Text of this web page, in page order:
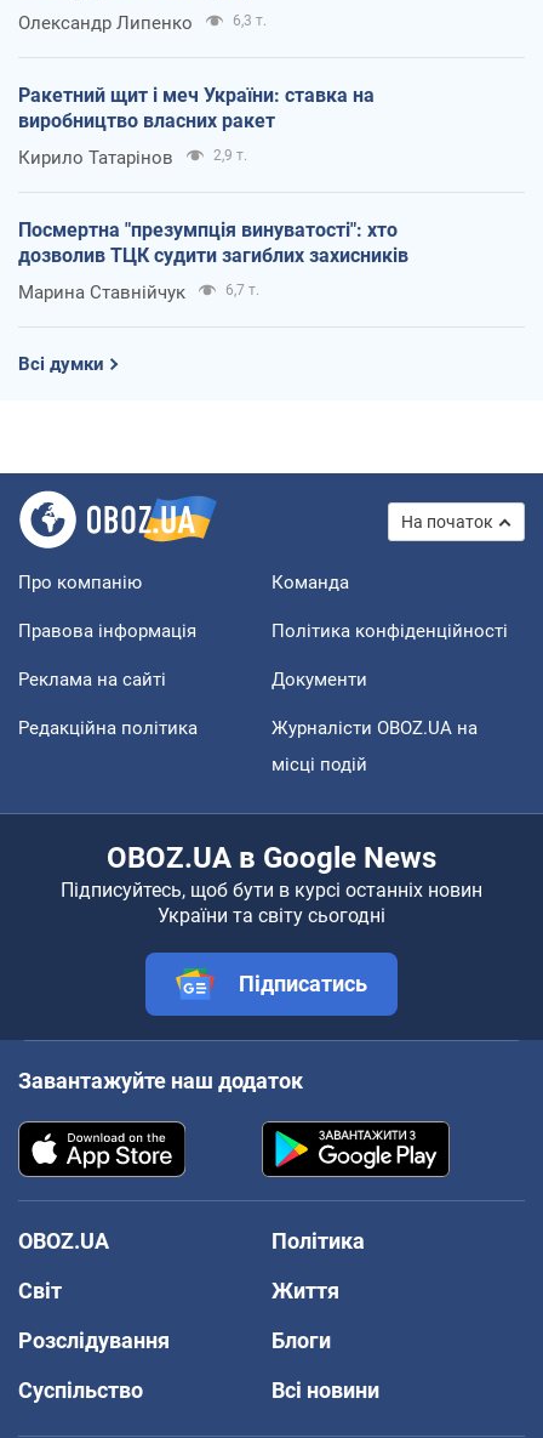
Олександр Липенко 6,3 т.
Ракетний щит і меч України: ставка на
виробництво власних ракет
Кирило Татарінов 2,9 т.
Посмертна "презумпція винуватості": хто
дозволив ТЦК судити загиблих захисників
Марина Ставнійчук 6,7 т.
Всі думки
На початок
Про компанію Команда
Правова інформація Політика конфіденційності
Реклама на сайті Документи
Редакційна політика
Журналісти OBOZ.UA на
місці подій
OBOZ.UA в Google News
Підписуйтесь, щоб бути в курсі останніх новин
України та світу сьогодні
Підписатись
Завантажуйте наш додаток
OBOZ.UA
Політика
Світ
Життя
Розслідування
Блоги
Суспільство
Всі новини